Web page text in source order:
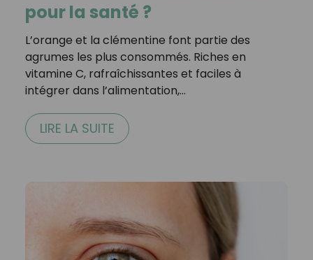
pour la santé ?
L’orange et la clémentine font partie des
agrumes les plus consommés. Riches en
vitamine C, rafraîchissantes et faciles à
intégrer dans l’alimentation,…
LIRE LA SUITE